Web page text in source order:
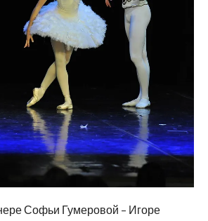
Софьи Гумеровой – Игоре